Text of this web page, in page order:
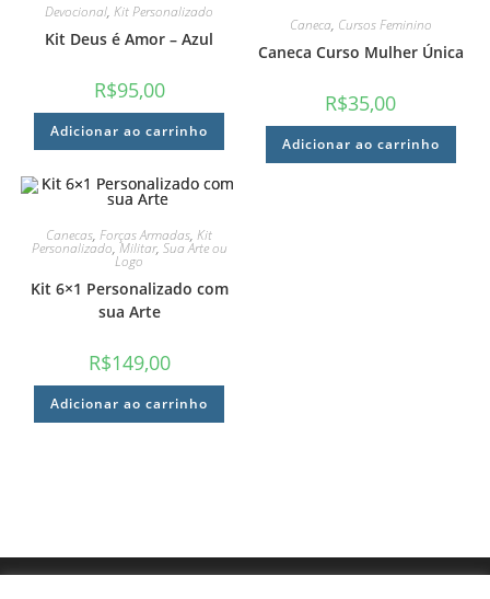
Devocional,Kit Personalizado
Kit Deus é Amor – Azul
R$95,00
Adicionar ao carrinho
Caneca, Cursos Feminino
Caneca Curso Mulher Única
R$35,00
Adicionar ao carrinho
Canecas,Forças Armadas,Kit
Personalizado, Militar, Sua Arte ou
Logo
Kit 6×1 Personalizado com
sua Arte
R$149,00
Adicionar ao carrinho